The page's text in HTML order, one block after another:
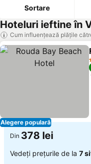
Sortare
Hoteluri ieftine în
Cum influențează plățile
Alegere populară
Din 378 lei
Vedeți prețurile de la 7